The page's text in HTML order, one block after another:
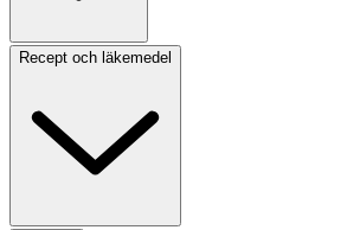
Recept och läkemedel